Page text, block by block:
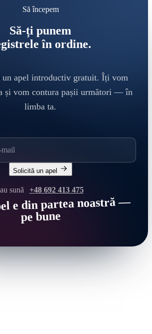
Să începem
Să-ți punem
în ordine.
un apel introductiv gratuit. Îți vom
și vom contura pașii următori — în
limba ta.
Solicită un apel
sună +48 692 413 475
e din partea noastră —
pe bune